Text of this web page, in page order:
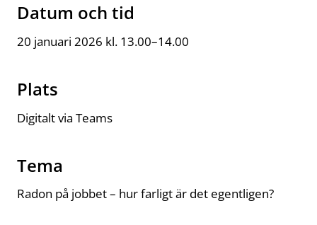
Datum och tid
20 januari 2026 kl. 13.00–14.00
Plats
Digitalt via Teams
Tema
Radon på jobbet – hur farligt är det egentligen?